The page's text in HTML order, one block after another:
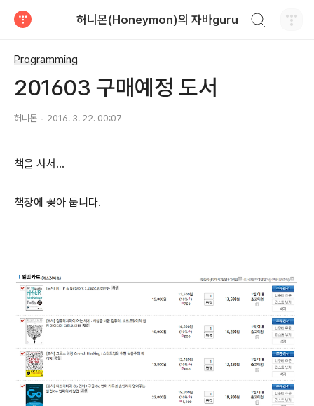
허니몬(Honeymon)의 자바guru
Programming
201603 구매예정 도서
허니몬 2016. 3. 22. 00:07
책을 사서...
책장에 꽂아 둡니다.